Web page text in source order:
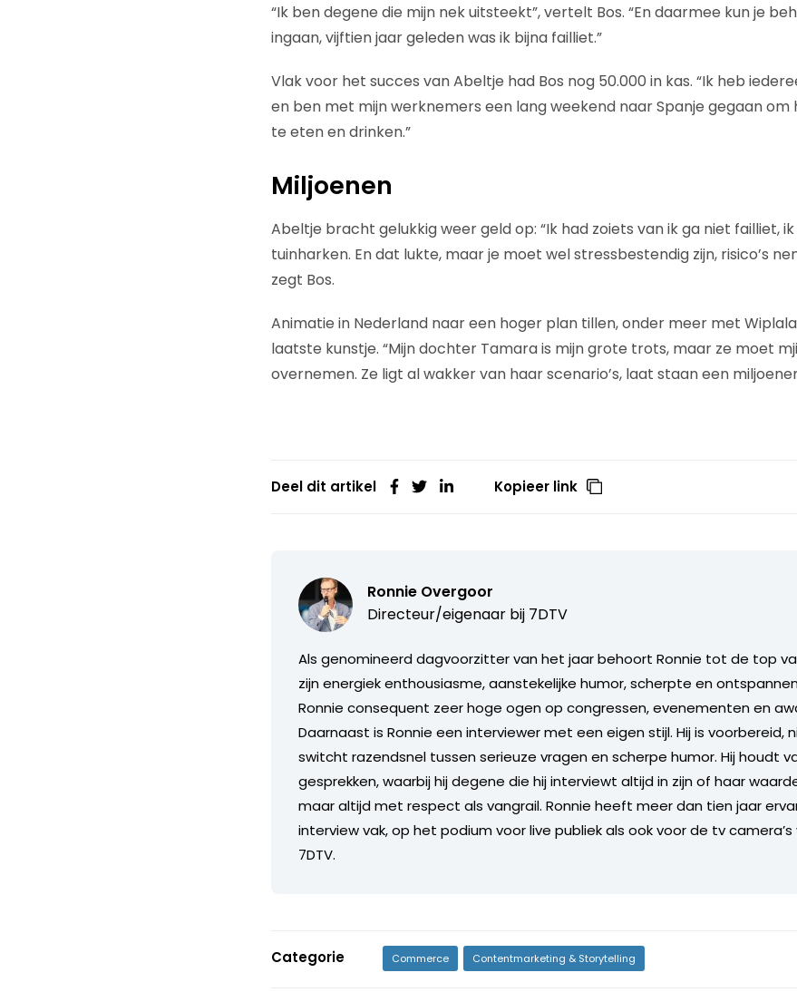
“Ik ben degene die mijn nek uitsteekt”, vertelt Bos. “En daarmee kun je
ingaan, vijftien jaar geleden was ik bijna failliet.”
Vlak voor het succes van Abeltje had Bos nog 50.000 in kas. “Ik heb
en ben met mijn werknemers een lang weekend naar Spanje gegaan
te eten en drinken.”
Miljoenen
Abeltje bracht gelukkig weer geld op: “Ik had zoiets van ik ga niet failliet,
tuinharken. En dat lukte, maar je moet wel stressbestendig zijn, risico’s
zegt Bos.
Animatie in Nederland naar een hoger plan tillen, onder meer met Wiplala
laatste kunstje. “Mijn dochter Tamara is mijn grote trots, maar ze moet
overnemen. Ze ligt al wakker van haar scenario’s, laat staan een
Deel dit artikel Kopieer link
Ronnie Overgoor
Directeur/eigenaar bij 7DTV
Als genomineerd dagvoorzitter van het jaar behoort Ronnie tot de top
zijn energiek enthousiasme, aanstekelijke humor, scherpte en
Ronnie consequent zeer hoge ogen op congressen, evenementen en
Daarnaast is Ronnie een interviewer met een eigen stijl. Hij is voorbereid,
switcht razendsnel tussen serieuze vragen en scherpe humor. Hij houdt
gesprekken, waarbij hij degene die hij interviewt altijd in zijn of haar
maar altijd met respect als vangrail. Ronnie heeft meer dan tien jaar
interview vak, op het podium voor live publiek als ook voor de tv
7DTV.
Categorie Commerce Contentmarketing & Storytelling